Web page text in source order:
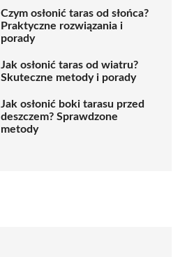
Czym osłonić taras od słońca?
Praktyczne rozwiązania i
porady
Jak osłonić taras od wiatru?
Skuteczne metody i porady
Jak osłonić boki tarasu przed
deszczem? Sprawdzone
metody